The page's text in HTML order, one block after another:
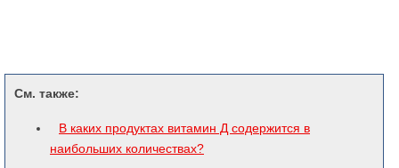
См. также:
В каких продуктах витамин Д содержится в
наибольших количествах?